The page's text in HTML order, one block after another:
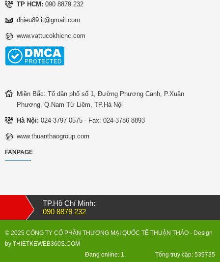
TP HCM: 090 8879 232
dhieu89.it@gmail.com
www.vattucokhicnc.com
Miền Bắc: Tổ dân phố số 1, Đường Phương Canh, P.Xuân
Phương, Q.Nam Từ Liêm, TP.Hà Nội
Hà Nội: 024-3797 0575 - Fax: 024-3786 8893
www.thuanthaogroup.com
FANPAGE
TP.Hồ Chí Minh:
090 8879 232
© 2025 CÔNG TY CỔ PHẦN THƯƠNG MẠI QUỐC TẾ THUẬN THẢO - Design
by THIETKEWEB360S.COM
Đang online: 1
Tổng truy cập: 539735